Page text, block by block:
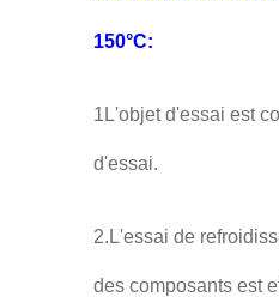
150°C:
1L'objet d'essai est
d'essai.
2.L'essai de
des composants est